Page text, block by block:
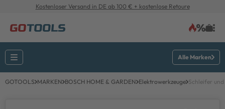
Kostenloser Versand in DE ab 100 € + kostenlose Retoure
Alle Marken
GOTOOLS MARKEN BOSCH HOME & GARDEN Elektrowerkzeuge Schleifer